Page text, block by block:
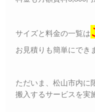
サイズと料金の一覧は
お見積りも簡単にでき
ただいま、松山市内に
搬入するサービスを実